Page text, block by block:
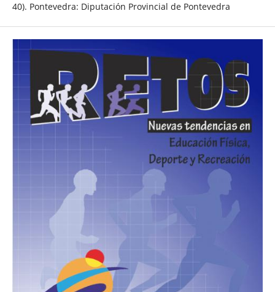
40). Pontevedra: Diputación Provincial de Pontevedra